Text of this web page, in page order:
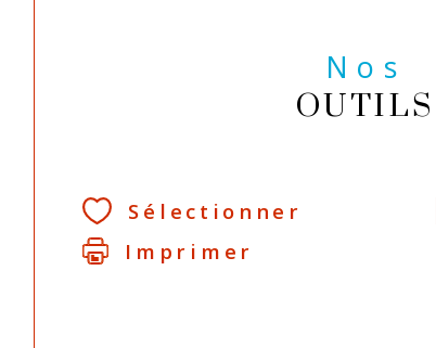
Nos
OUTILS
Sélectionner
Imprimer